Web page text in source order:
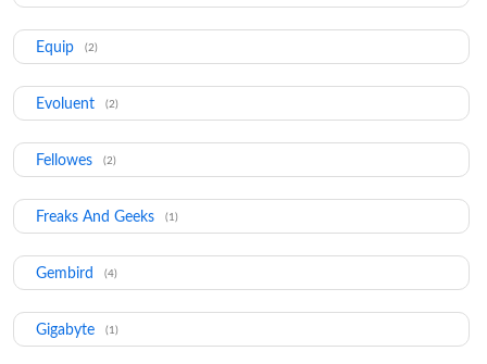
Equip (2)
Evoluent (2)
Fellowes (2)
Freaks And Geeks (1)
Gembird (4)
Gigabyte (1)